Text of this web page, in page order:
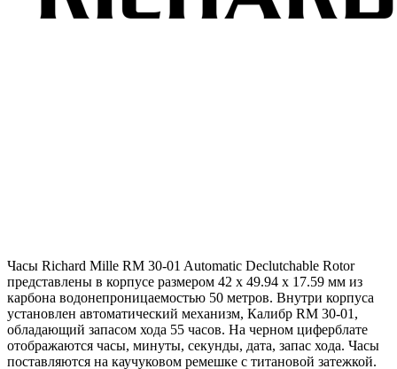
Часы Richard Mille RM 30-01 Automatic Declutchable Rotor
представлены в корпусе размером 42 x 49.94 x 17.59 мм из
карбона водонепроницаемостью 50 метров. Внутри корпуса
установлен автоматический механизм, Калибр RM 30-01,
обладающий запасом хода 55 часов. На черном циферблате
отображаются часы, минуты, секунды, дата, запас хода. Часы
поставляются на каучуковом ремешке с титановой затежкой.